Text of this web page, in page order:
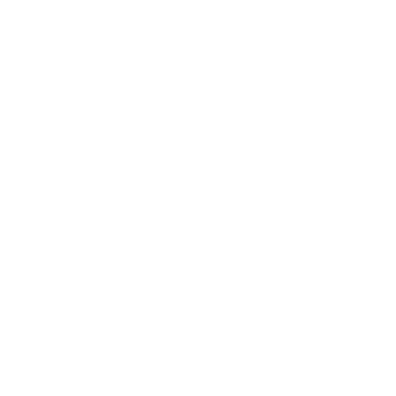
Depressão e Ansiedade
Interior de São Paulo
para Depressão
Depressivo Maior
Fobia de Lugar Fechado